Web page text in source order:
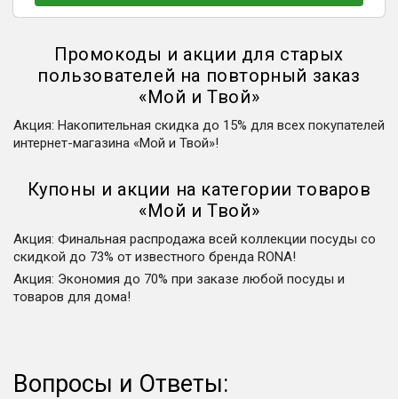
Промокоды и акции для старых
пользователей на повторный заказ
«Мой и Твой»
Акция: Накопительная скидка до 15% для всех покупателей
интернет-магазина «Мой и Твой»!
Купоны и акции на категории товаров
«Мой и Твой»
Акция: Финальная распродажа всей коллекции посуды со
скидкой до 73% от известного бренда RONA!
Акция: Экономия до 70% при заказе любой посуды и
товаров для дома!
Вопросы и Ответы: